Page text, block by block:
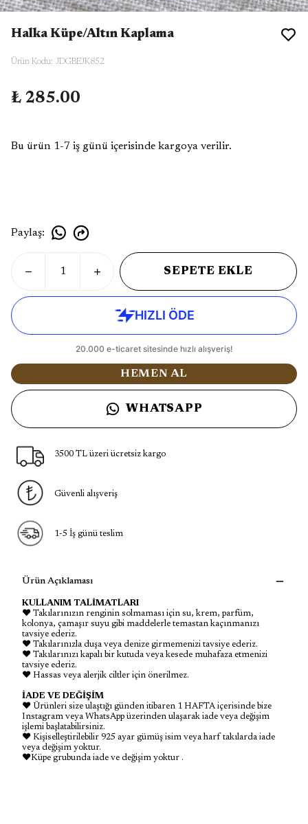
Halka Küpe/Altın Kaplama
Ürün Kodu: JDGBEJK852
₺ 285.00
Bu ürün 1-7 iş günü içerisinde kargoya verilir.
Paylaş:
SEPETE EKLE
HEMEN AL
WHATSAPP
3500 TL üzeri ücretsiz kargo
Güvenli alışveriş
1-5 İş günü teslim
Ürün Açıklaması
KULLANIM TALİMATLARI
♥ Takılarınızın renginin solmaması için su, krem, parfüm,
kolonya, çamaşır suyu gibi maddelerle temastan kaçınmanızı
tavsiye ederiz.
♥ Takılarınızla duşa veya denize girmemenizi tavsiye ederiz.
♥ Takılarınızı kapalı bir kutuda veya kesede muhafaza etmenizi
tavsiye ederiz.
♥ Hassas veya alerjik ciltler için önerilmez.
İADE VE DEĞİŞİM
♥ Ürünleri size ulaştığı günden itibaren 1 HAFTA içerisinde bize
Instagram veya WhatsApp üzerinden ulaşarak iade veya değişim
işlemi başlatabilirsiniz.
♥ Kişiselleştirilebilir 925 ayar gümüş isim veya harf takılarda iade
veya değişim yoktur.
♥Küpe grubunda iade ve değişim yoktur .